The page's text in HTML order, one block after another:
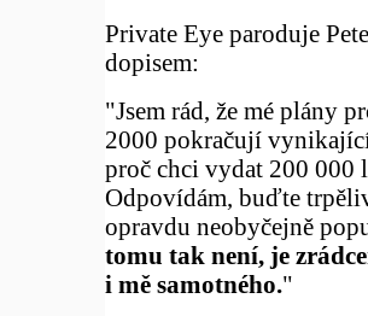
Private Eye paroduje
dopisem:
"Jsem rád, že mé plány
2000 pokračují
proč chci vydat 200 000
Odpovídám, buďte
opravdu neobyčejně
tomu tak není, je
i mě samotného."